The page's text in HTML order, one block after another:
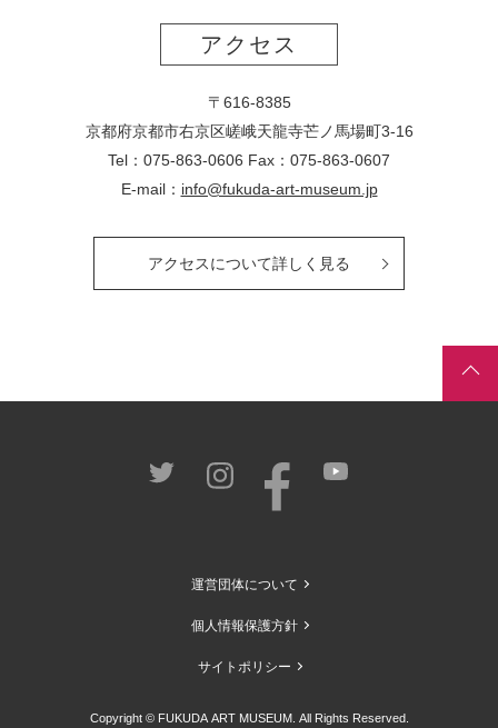
アクセス
〒616-8385
京都府京都市右京区嵯峨天龍寺芒ノ馬場町3-16
Tel：075-863-0606 Fax：075-863-0607
E-mail： info@fukuda-art-museum.jp
アクセスについて詳しく見る
運営団体について
個人情報保護方針
サイトポリシー
Copyright © FUKUDA ART MUSEUM. All Rights Reserved.